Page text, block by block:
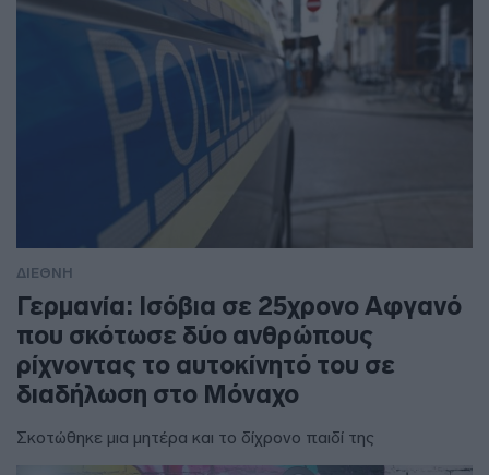
ΔΙΕΘΝΗ
Γερμανία: Ισόβια σε 25χρονο Αφγανό
που σκότωσε δύο ανθρώπους
ρίχνοντας το αυτοκίνητό του σε
διαδήλωση στο Μόναχο
Σκοτώθηκε μια μητέρα και το δίχρονο παιδί της